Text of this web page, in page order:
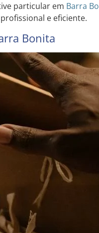
particular em Barra
e eficiente.
Bonita